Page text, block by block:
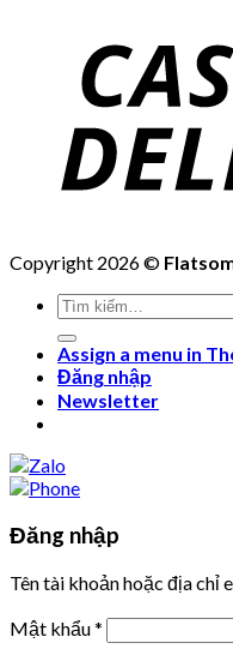
Copyright 2026 ©
Tìm
kiếm:
Assign a menu in
Đăng nhập
Newsletter
Đăng nhập
Tên tài khoản hoặc địa chỉ
Mật khẩu*